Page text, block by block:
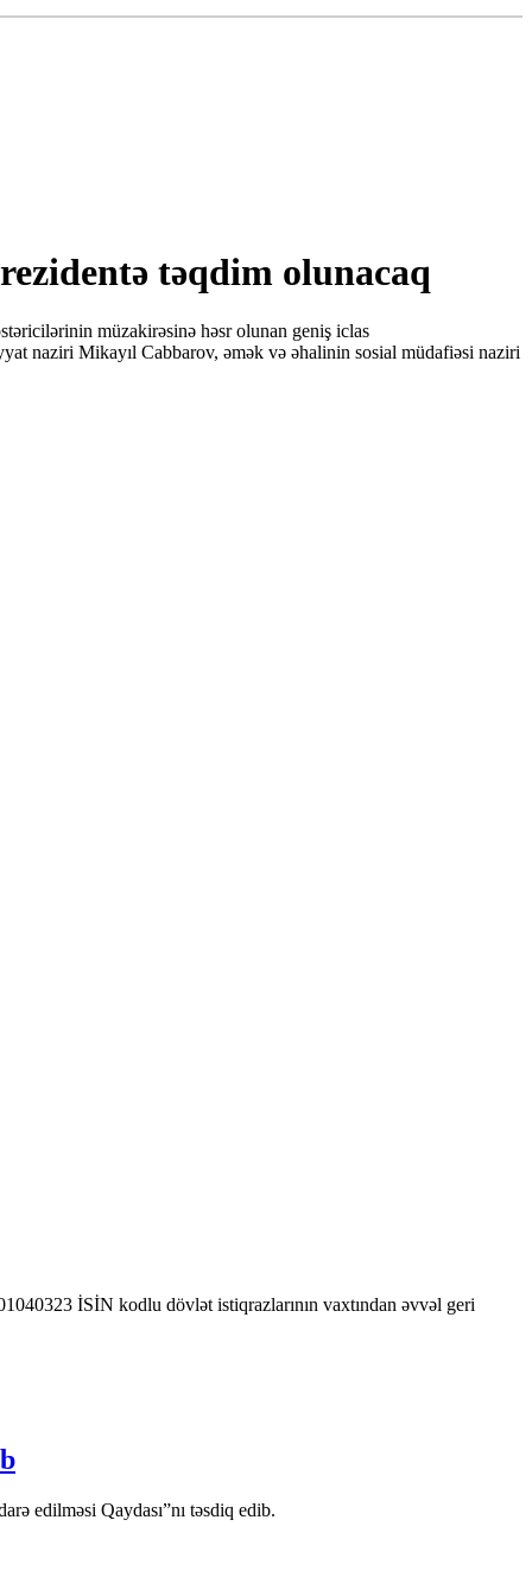
təqdim olunacaq
müzakirəsinə həsr olunan geniş iclas
naziri Mikayıl Cabbarov, əmək və əhalinin sosial müdafiəsi naziri
İSİN kodlu dövlət istiqrazlarının vaxtından əvvəl geri
edilməsi Qaydası”nı təsdiq edib.